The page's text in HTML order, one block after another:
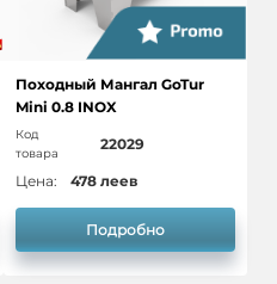
Походный Мангал GoTur
Mini 0.8 INOX
Код
товара
22029
Цена: 478 леев
Подробно